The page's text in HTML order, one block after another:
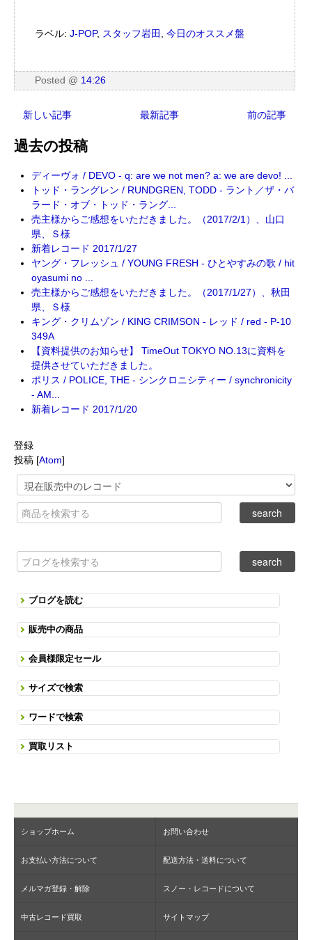
ラベル: J-POP, スタッフ岩田 今日のオススメ盤
Posted @ 14:26
新しい記事 最新記事 前の記事
過去の投稿
ディーヴォ / DEVO - q: are we not men? a: we are devo! ...
トッド・ラングレン / RUNDGREN, TODD - ラント／ザ・バ
ラード・オブ・トッド・ラング...
売主様からご感想をいただきました。（2017/2/1）、山口
県、Ｓ様
新着レコード 2017/1/27
ヤング・フレッシュ / YOUNG FRESH - ひとやすみの歌 / hit
oyasumi no ...
売主様からご感想をいただきました。（2017/1/27）、秋田
県、Ｓ様
キング・クリムゾン / KING CRIMSON - レッド / red - P-10
349A
【資料提供のお知らせ】 TimeOut TOKYO NO.13に資料を
提供させていただきました。
ポリス / POLICE, THE - シンクロニシティー / synchronicity
- AM...
新着レコード 2017/1/20
登録
投稿 [Atom]
ブログを読む
販売中の商品
会員様限定セール
サイズで検索
ワードで検索
買取リスト
ショップホーム お問い合わせ
お支払い方法について 配送方法・送料について
メルマガ登録・解除 スノー・レコードについて
中古レコード買取 サイトマップ